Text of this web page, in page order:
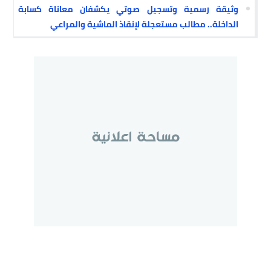
وثيقة رسمية وتسجيل صوتي يكشفان معاناة كسابة
الداخلة.. مطالب مستعجلة لإنقاذ الماشية والمراعي